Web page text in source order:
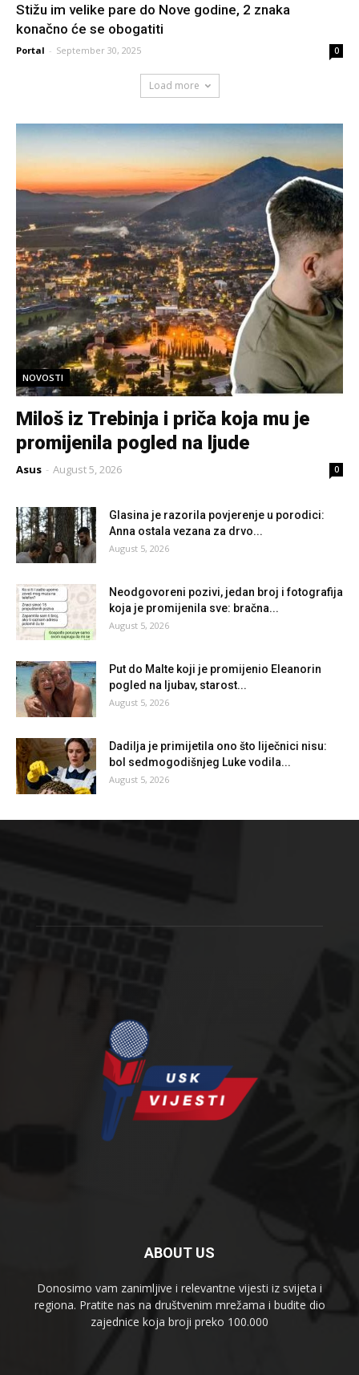
Stižu im velike pare do Nove godine, 2 znaka
konačno će se obogatiti
Portal - September 30, 2025 0
Load more
NOVOSTI
Miloš iz Trebinja i priča koja mu je
promijenila pogled na ljude
Asus - August 5, 2026 0
Glasina je razorila povjerenje u porodici:
Anna ostala vezana za drvo...
August 5, 2026
Neodgovoreni pozivi, jedan broj i fotografija
koja je promijenila sve: bračna...
August 5, 2026
Put do Malte koji je promijenio Eleanorin
pogled na ljubav, starost...
August 5, 2026
Dadilja je primijetila ono što liječnici nisu:
bol sedmogodišnjeg Luke vodila...
August 5, 2026
ABOUT US
Donosimo vam zanimljive i relevantne vijesti iz svijeta i
regiona. Pratite nas na društvenim mrežama i budite dio
zajednice koja broji preko 100.000